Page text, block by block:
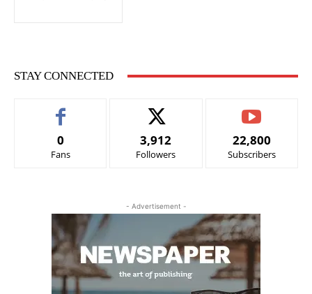
STAY CONNECTED
0
Fans
3,912
Followers
22,800
Subscribers
- Advertisement -